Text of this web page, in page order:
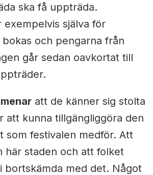
ska få uppträda.
exempelvis själva för
och pengarna från
går sedan oavkortat till
att de känner sig stolta
att kunna tillgängliggöra den
som festivalen medför. Att
här staden och att folket
bortskämda med det. Något